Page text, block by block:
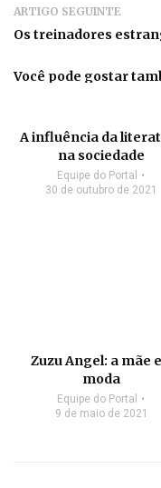
ARTIGO SEGUINTE
Os treinadores
Você pode gostar
A influência da
na sociedade
Equipe do Portal
30 de outubro de 2021
Zuzu Angel: a mãe
moda
Equipe do Portal
9 de maio de 2021